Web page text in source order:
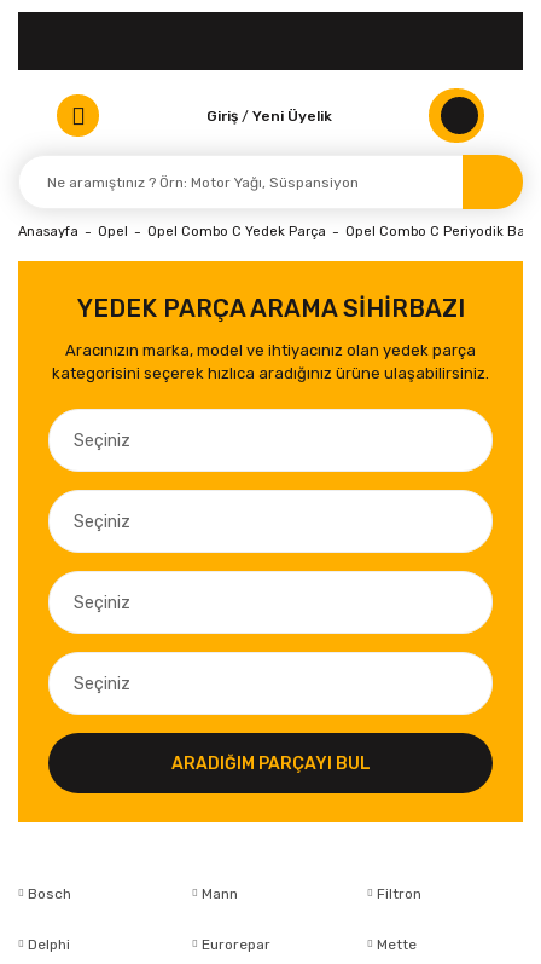
Giriş / Yeni Üyelik
Anasayfa Opel Opel Combo C Yedek Parça Opel Combo C Periyodik
YEDEK PARÇA ARAMA SİHİRBAZI
Aracınızın marka, model ve ihtiyacınız olan yedek parça
kategorisini seçerek hızlıca aradığınız ürüne ulaşabilirsiniz.
ARADIĞIM PARÇAYI BUL
Bosch Mann Filtron
Delphi Eurorepar Mette